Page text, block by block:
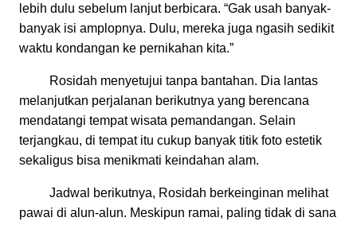
lebih dulu sebelum lanjut berbicara. “Gak usah banyak-
banyak isi amplopnya. Dulu, mereka juga ngasih sedikit
waktu kondangan ke pernikahan kita.”
Rosidah menyetujui tanpa bantahan. Dia lantas
melanjutkan perjalanan berikutnya yang berencana
mendatangi tempat wisata pemandangan. Selain
terjangkau, di tempat itu cukup banyak titik foto estetik
sekaligus bisa menikmati keindahan alam.
Jadwal berikutnya, Rosidah berkeinginan melihat
pawai di alun-alun. Meskipun ramai, paling tidak di sana